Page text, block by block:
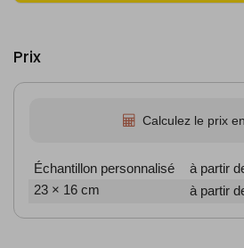
Prix
Calculez le prix
Échantillon personnalisé
à partir
23 × 16 cm
à partir